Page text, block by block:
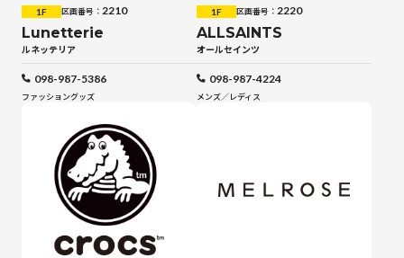
1F 区画番号： 2210
Lunetterie
ルネッテリア
098-987-5386
ファッショングッズ
1F 区画番号： 2220
ALLSAINTS
オールセインツ
098-987-4224
メンズ／レディス